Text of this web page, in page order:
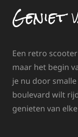
Geniet
Een retro
maar het begin
je nu door
boulevard wilt
genieten van